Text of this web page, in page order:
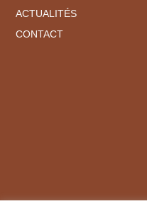
ACTUALITÉS
CONTACT